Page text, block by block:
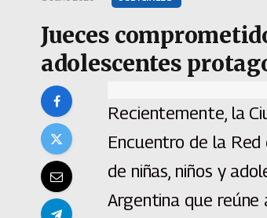
Jueces
adolescentes
Recientemente, la
Encuentro de la
de niñas, niños y
Argentina que